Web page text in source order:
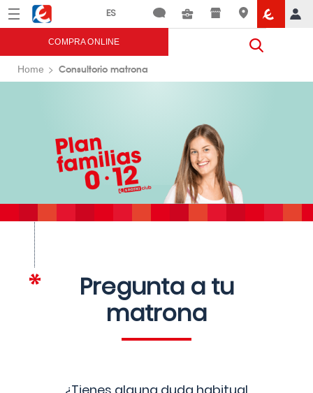
Menú Eroski
COMPRA ONLINE
Home Consultorio matrona
Pregunta a tu
matrona